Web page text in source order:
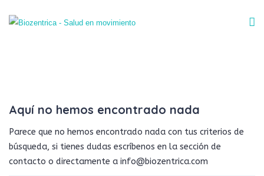
Aquí no hemos encontrado nada
Parece que no hemos encontrado nada con tus criterios de
búsqueda, si tienes dudas escríbenos en la sección de
contacto o directamente a info@biozentrica.com